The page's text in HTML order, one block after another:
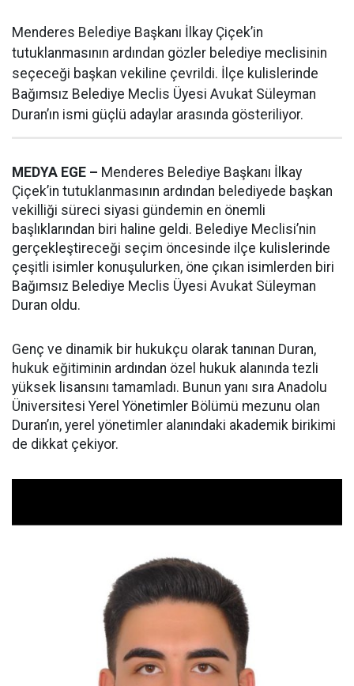
Menderes Belediye Başkanı İlkay Çiçek’in
tutuklanmasının ardından gözler belediye meclisinin
seçeceği başkan vekiline çevrildi. İlçe kulislerinde
Bağımsız Belediye Meclis Üyesi Avukat Süleyman
Duran’ın ismi güçlü adaylar arasında gösteriliyor.
MEDYA EGE – Menderes Belediye Başkanı İlkay
Çiçek’in tutuklanmasının ardından belediyede başkan
vekilliği süreci siyasi gündemin en önemli
başlıklarından biri haline geldi. Belediye Meclisi’nin
gerçekleştireceği seçim öncesinde ilçe kulislerinde
çeşitli isimler konuşulurken, öne çıkan isimlerden biri
Bağımsız Belediye Meclis Üyesi Avukat Süleyman
Duran oldu.
Genç ve dinamik bir hukukçu olarak tanınan Duran,
hukuk eğitiminin ardından özel hukuk alanında tezli
yüksek lisansını tamamladı. Bunun yanı sıra Anadolu
Üniversitesi Yerel Yönetimler Bölümü mezunu olan
Duran’ın, yerel yönetimler alanındaki akademik birikimi
de dikkat çekiyor.